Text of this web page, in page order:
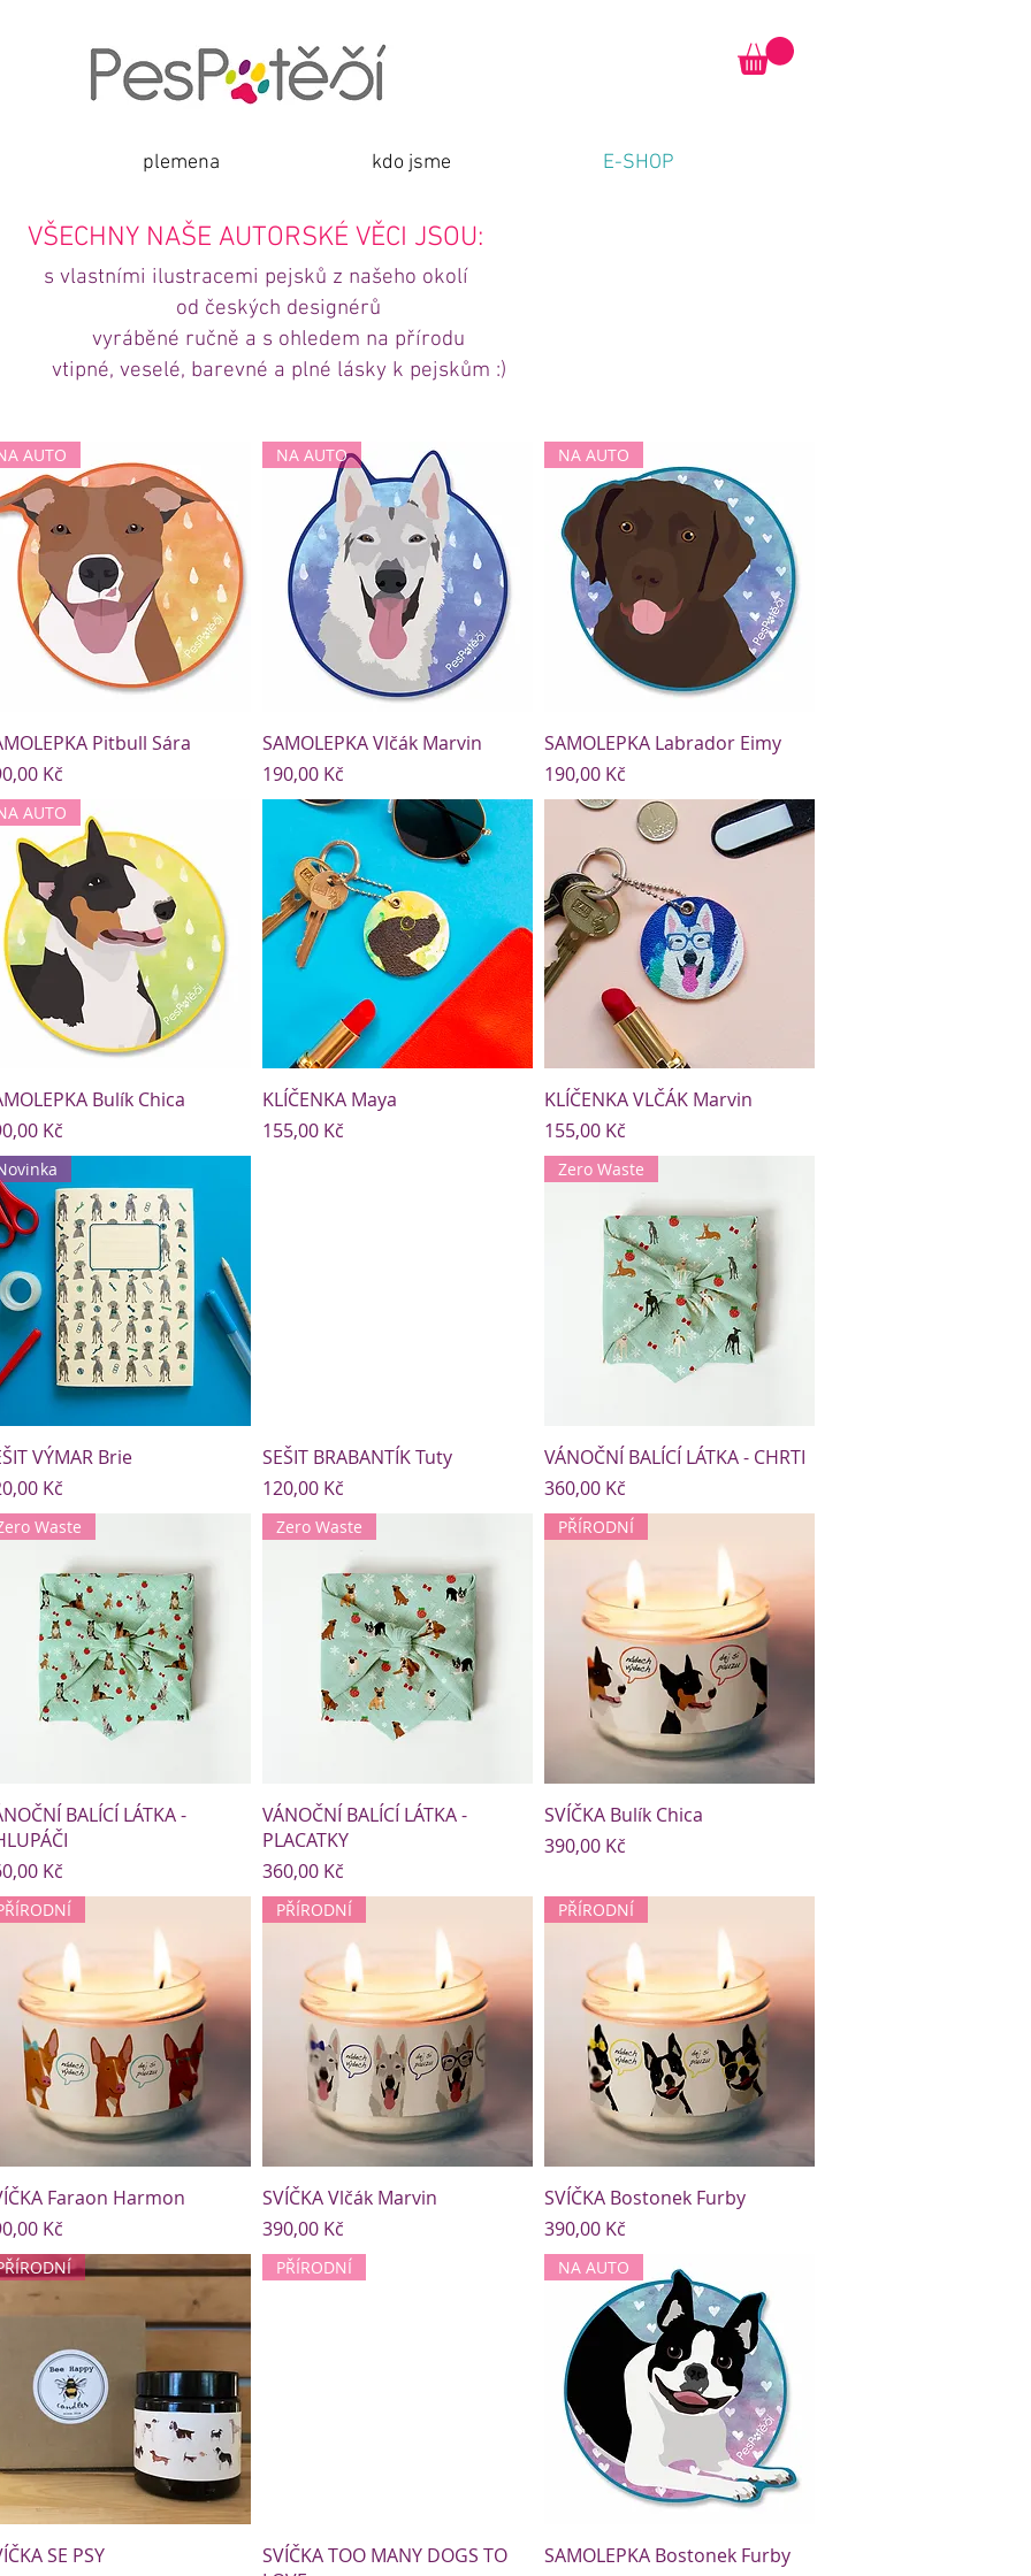
plemena kdo jsme E-SHOP
VŠECHNY NAŠE AUTORSKÉ VĚCI JSOU:
s vlastními ilustracemi pejsků z našeho okolí
od českých designérů
vyráběné ručně a s ohledem na přírodu
vtipné, veselé, barevné a plné lásky k pejskům :)
AUTO
Pitbull Sára
Kč
NA AUTO
SAMOLEPKA Vlčák Marvin
Cena
190,00 Kč
NA AUTO
SAMOLEPKA Labrador Eimy
Cena
190,00 Kč
AUTO
Bulík Chica
Kč
KLÍČENKA Maya
Cena
155,00 Kč
KLÍČENKA VLČÁK Marvin
Cena
155,00 Kč
VÝMAR Brie
Kč
SEŠIT BRABANTÍK Tuty
Cena
120,00 Kč
Zero Waste
VÁNOČNÍ BALÍCÍ LÁTKA - CHRTI
Cena
360,00 Kč
Waste
BALÍCÍ LÁTKA -
Kč
Zero Waste
VÁNOČNÍ BALÍCÍ LÁTKA -
PLACATKY
Cena
360,00 Kč
PŘÍRODNÍ
SVÍČKA Bulík Chica
Cena
390,00 Kč
Faraon Harmon
Kč
PŘÍRODNÍ
SVÍČKA Vlčák Marvin
Cena
390,00 Kč
PŘÍRODNÍ
SVÍČKA Bostonek Furby
Cena
390,00 Kč
SE PSY
PŘÍRODNÍ
SVÍČKA TOO MANY DOGS TO
NA AUTO
SAMOLEPKA Bostonek Furby